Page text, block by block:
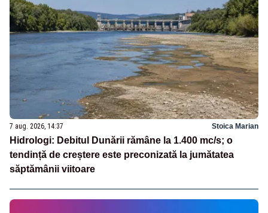
7 aug. 2026, 14:37 Stoica Marian
Hidrologi: Debitul Dunării rămâne la 1.400 mc/s; o
tendință de creștere este preconizată la jumătatea
săptămânii viitoare